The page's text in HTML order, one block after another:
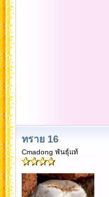
ทราย 16
Cmadong พันธุ์แท้